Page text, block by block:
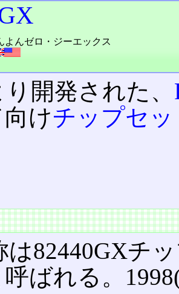
よんゼロ・ジーエックス
開発された、
けチップセッ
は82440GXチ
呼ばれる。